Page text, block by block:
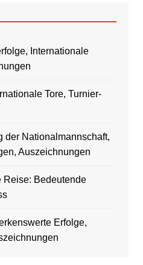
Internationale
Tore, Turnier-
der Nationalmannschaft,
Auszeichnungen
Reise: Bedeutende
Erfolge,